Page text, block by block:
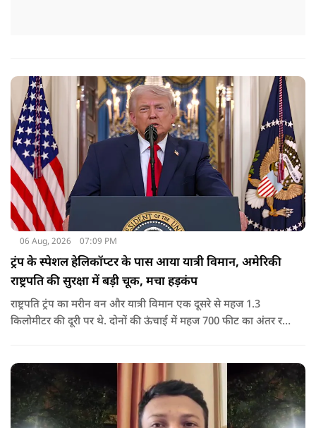
06 Aug, 2026 07:09 PM
ट्रंप के स्पेशल हेलिकॉप्टर के पास आया यात्री विमान, अमेरिकी
राष्ट्रपति की सुरक्षा में बड़ी चूक, मचा हड़कंप
राष्ट्रपति ट्रंप का मरीन वन और यात्री विमान एक दूसरे से महज 1.3
किलोमीटर की दूरी पर थे. दोनों की ऊंचाई में महज 700 फीट का अंतर रह